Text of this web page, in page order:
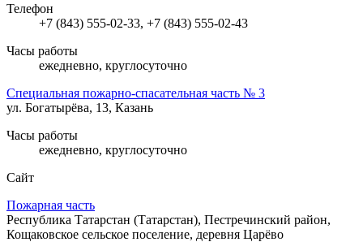
Телефон
+7 (843) 555-02-33, +7 (843) 555-02-43
Часы работы
ежедневно, круглосуточно
Специальная пожарно-спасательная часть № 3
ул. Богатырёва, 13, Казань
Часы работы
ежедневно, круглосуточно
Сайт
Пожарная часть
Республика Татарстан (Татарстан), Пестречинский район,
Кощаковское сельское поселение, деревня Царёво